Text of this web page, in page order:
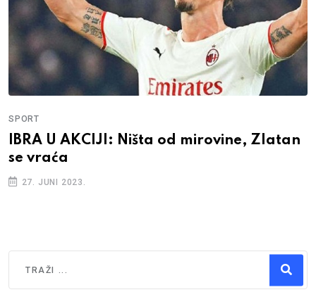
SPORT
IBRA U AKCIJI: Ništa od mirovine, Zlatan
se vraća
27. JUNI 2023.
Type 2 or more characters for results.